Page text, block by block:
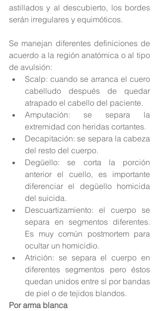
astillados y al descubierto, los bordes
serán irregulares y equimóticos.
Se manejan diferentes definiciones de
acuerdo a la región anatómica o al tipo
de avulsión:
Scalp: cuando se arranca el cuero
cabelludo después de quedar
atrapado el cabello del paciente.
Amputación: se separa la
extremidad con heridas cortantes.
Decapitación: se separa la cabeza
del resto del cuerpo.
Degüello: se corta la porción
anterior el cuello, es importante
diferenciar el degüello homicida
del suicida.
Descuartizamiento: el cuerpo se
separa en segmentos diferentes.
Es muy común postmortem para
ocultar un homicidio.
Atrición: se separa el cuerpo en
diferentes segmentos pero éstos
quedan unidos entre sí por bandas
de piel o de tejidos blandos.
Por arma blanca